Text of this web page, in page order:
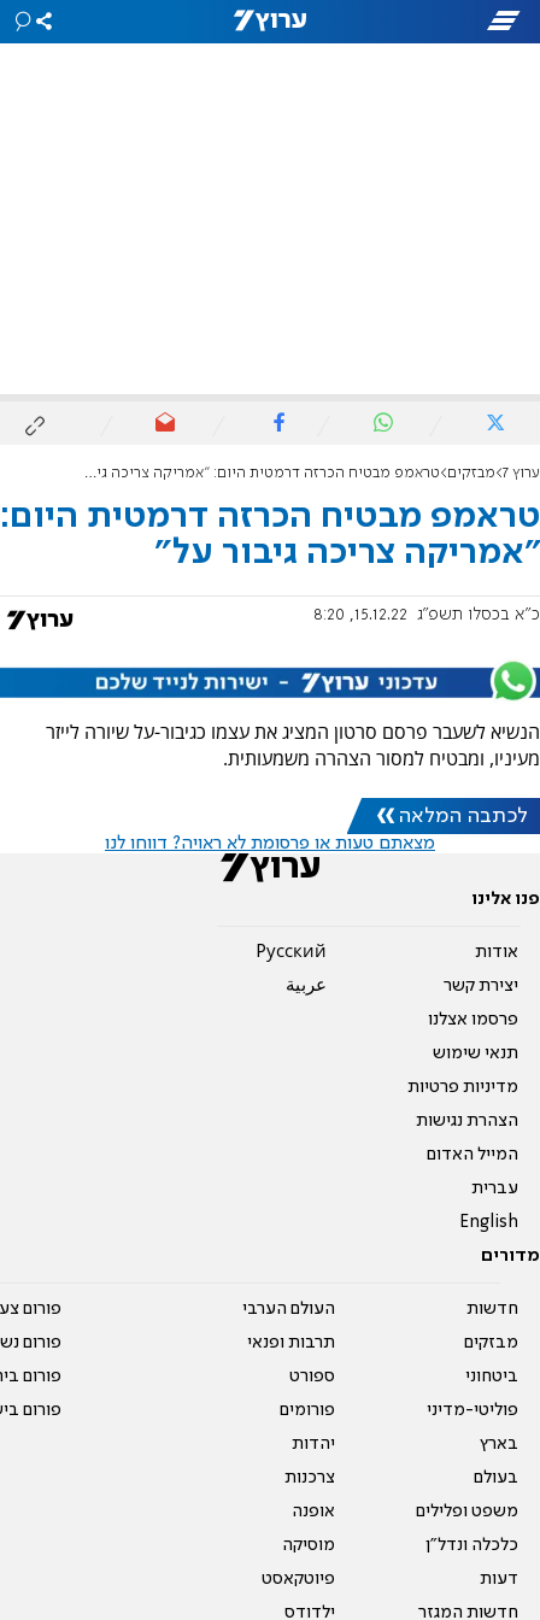
ערוץ 7 מבזקים טראמפ מבטיח הכרזה דרמטית היום: "אמריקה צריכה גיבור על"
טראמפ מבטיח הכרזה דרמטית היום:
"אמריקה צריכה גיבור על"
כ"א בכסלו תשפ"ג 15.12.22, 8:20
הנשיא לשעבר פרסם סרטון המציג את עצמו כגיבור-על שיורה לייזר
מעיניו, ומבטיח למסור הצהרה משמעותית.
לכתבה המלאה
מצאתם טעות או פרסומת לא ראויה? דווחו לנו
פנו אלינו
אודות
יצירת קשר
פרסמו אצלנו
תנאי שימוש
מדיניות פרטיות
הצהרת נגישות
המייל האדום
עברית
English
Pусский
عربية
מדורים
חדשות
מבזקים
ביטחוני
פוליטי-מדיני
בארץ
בעולם
משפט ופלילים
כלכלה ונדל"ן
דעות
חדשות המגזר
העולם הערבי
תרבות ופנאי
ספורט
פורומים
יהדות
צרכנות
אופנה
מוסיקה
פיוטקאסט
ילדודס
פורום
פורום
פורום
פורום